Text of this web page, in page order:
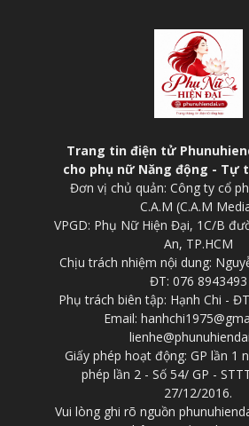
Trang tin điện tử
cho phụ nữ Năng động - Tự
Đơn vị chủ quản: Công ty cổ
C.A.M (C.A.M
VPGD: Phụ Nữ Hiện Đại, 1C/B
An, TP.HCM
Chịu trách nhiệm nội dung:
ĐT: 076 8943493
Phụ trách biên tập: Hạnh Chi -
Email:
Giấy phép hoạt động: GP lần 1
phép lần 2 - Số 54/ GP -
27/12/2016.
Vui lòng ghi rõ nguồn